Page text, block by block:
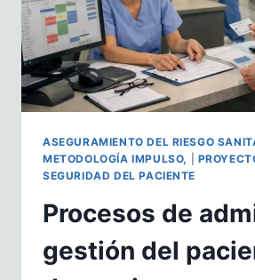
LA
INCERTIDUMBRE
ASEGURAMIENTO DEL RIESGO
METODOLOGÍA IMPULSO,
SEGURIDAD DEL PACIENTE
Procesos de
gestión del